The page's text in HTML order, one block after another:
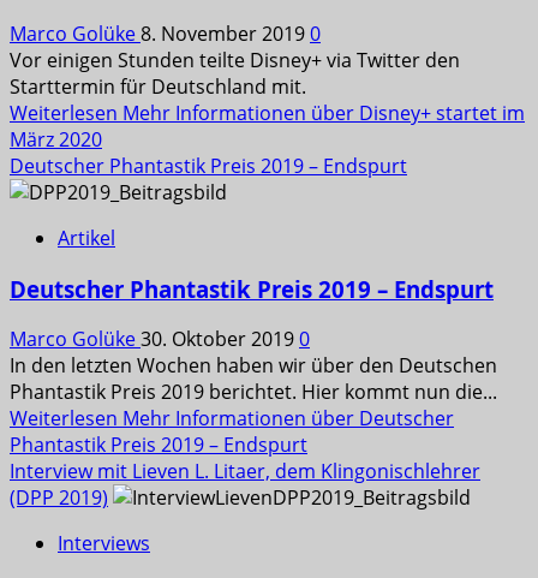
Marco Golüke8. November 20190
Vor einigen Stunden teilte Disney+ via Twitter den
Starttermin für Deutschland mit.
Weiterlesen Mehr Informationen über Disney+ startet im
März 2020
Deutscher Phantastik Preis 2019 – Endspurt
Artikel
Deutscher Phantastik Preis 2019 – Endspurt
Marco Golüke30. Oktober 20190
In den letzten Wochen haben wir über den Deutschen
Phantastik Preis 2019 berichtet. Hier kommt nun die...
Weiterlesen Mehr Informationen über Deutscher
Phantastik Preis 2019 – Endspurt
Interview mit Lieven L. Litaer, dem Klingonischlehrer
(DPP 2019)
Interviews